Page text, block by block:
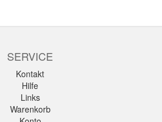
SERVICE
Kontakt
Hilfe
Links
Warenkorb